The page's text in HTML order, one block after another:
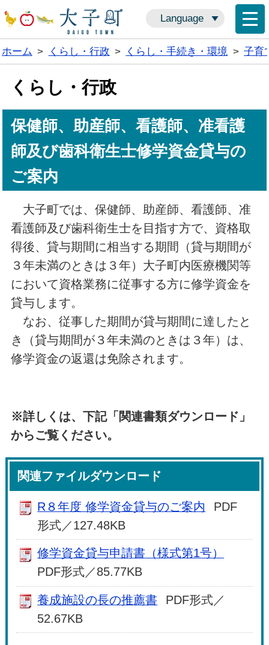
Language
ホーム > くらし・行政 > くらし・手続き・環境 > 子育
くらし・行政
保健師、助産師、看護師、准看護
師及び歯科衛生士修学資金貸与の
ご案内
大子町では、保健師、助産師、看護師、准
看護師及び歯科衛生士を目指す方で、資格取
得後、貸与期間に相当する期間（貸与期間が
３年未満のときは３年）大子町内医療機関等
において資格業務に従事する方に修学資金を
貸与します。
なお、従事した期間が貸与期間に達したと
き（貸与期間が３年未満のときは３年）は、
修学資金の返還は免除されます。
※詳しくは、下記「関連書類ダウンロード」
からご覧ください。
関連ファイルダウンロード
R８年度 修学資金貸与のご案内
PDF
形式／127.48KB
修学資金貸与申請書（様式第1号）
PDF形式／85.77KB
養成施設の長の推薦書
PDF形式／
52.67KB